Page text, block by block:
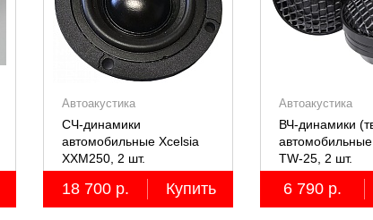
Автоакустика
СЧ-динамики
автомобильные Xcelsia
XXM250, 2 шт.
18 700 р. Купить
Автоакустика
ВЧ-динамики
TW-25, 2 шт.
6 790 р.